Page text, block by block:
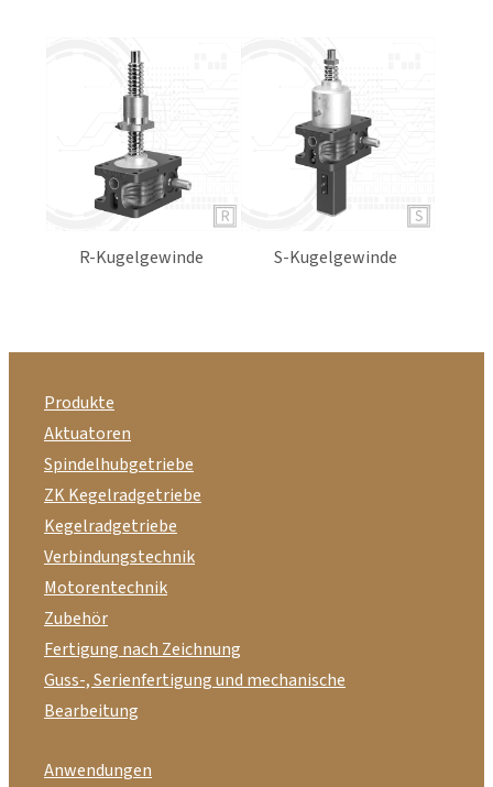
R-Kugelgewinde S-Kugelgewinde
Produkte
Aktuatoren
Spindelhubgetriebe
ZK Kegelradgetriebe
Kegelradgetriebe
Verbindungstechnik
Motorentechnik
Zubehör
Fertigung nach Zeichnung
Guss-, Serienfertigung und mechanische
Bearbeitung
Anwendungen